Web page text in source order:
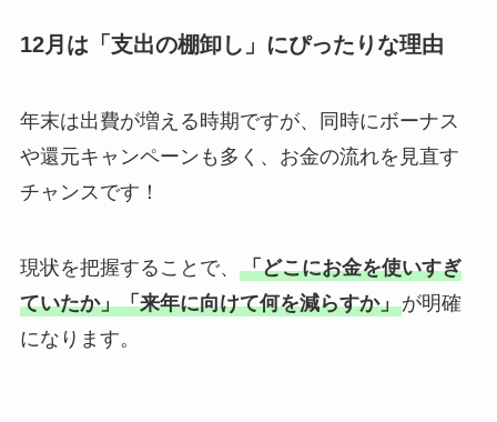
12月は「支出の棚卸し」にぴったりな理由
年末は出費が増える時期ですが、同時にボーナス
や還元キャンペーンも多く、お金の流れを見直す
チャンスです！
現状を把握することで、 「どこにお金を使いすぎ
ていたか」「来年に向けて何を減らすか」が明確
になります。